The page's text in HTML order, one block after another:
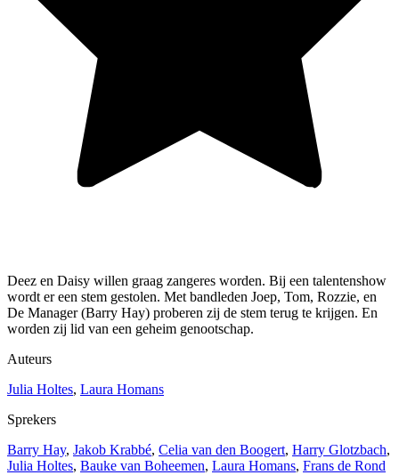
Deez en Daisy willen graag zangeres worden. Bij een talentenshow
wordt er een stem gestolen. Met bandleden Joep, Tom, Rozzie, en
De Manager (Barry Hay) proberen zij de stem terug te krijgen. En
worden zij lid van een geheim genootschap.
Auteurs
Julia Holtes, Laura Homans
Sprekers
Barry Hay, Jakob Krabbé, Celia van den Boogert, Harry Glotzbach,
Julia Holtes, Bauke van Boheemen, Laura Homans, Frans de Rond